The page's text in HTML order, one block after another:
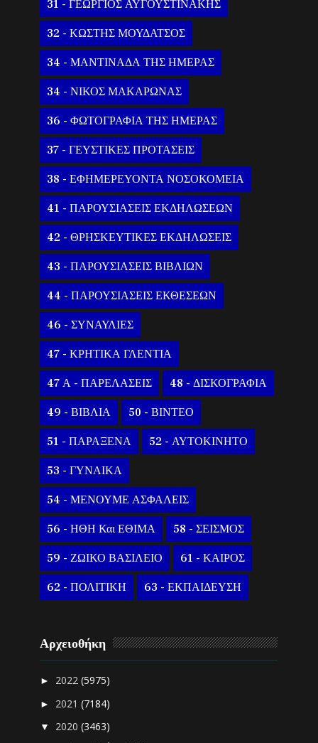
31 - ΓΕΩΡΓΙΟΣ ΑΥΓΟΥΣΤΙΝΑΚΗΣ
32 - ΚΩΣΤΗΣ ΜΟΥΔΑΤΣΟΣ
34 - ΜΑΝΤΙΝΑΔΑ ΤΗΣ ΗΜΕΡΑΣ
34 - ΝΙΚΟΣ ΜΑΚΑΡΩΝΑΣ
36 - ΦΩΤΟΓΡΑΦΙΑ ΤΗΣ ΗΜΕΡΑΣ
37 - ΓΕΥΣΤΙΚΕΣ ΠΡΟΤΑΣΕΙΣ
38 - ΕΦΗΜΕΡΕΥΟΝΤΑ ΝΟΣΟΚΟΜΕΙΑ
41 - ΠΑΡΟΥΣΙΑΣΕΙΣ ΕΚΔΗΛΩΣΕΩΝ
42 - ΘΡΗΣΚΕΥΤΙΚΕΣ ΕΚΔΗΛΩΣΕΙΣ
43 - ΠΑΡΟΥΣΙΑΣΕΙΣ ΒΙΒΛΙΩΝ
44 - ΠΑΡΟΥΣΙΑΣΕΙΣ ΕΚΘΕΣΕΩΝ
46 - ΣΥΝΑΥΛΙΕΣ
47 - ΚΡΗΤΙΚΑ ΓΛΕΝΤΙΑ
47 Α - ΠΑΡΕΛΑΣΕΙΣ 48 - ΔΙΣΚΟΓΡΑΦΙΑ
49 - ΒΙΒΛΙΑ 50 - ΒΙΝΤΕΟ
51 - ΠΑΡΑΞΕΝΑ 52 - ΑΥΤΟΚΙΝΗΤΟ
53 - ΓΥΝΑΙΚΑ
54 - ΜΕΝΟΥΜΕ ΑΣΦΑΛΕΙΣ
56 - ΗΘΗ Και ΕΘΙΜΑ 58 - ΣΕΙΣΜΟΣ
59 - ΖΩΙΚΟ ΒΑΣΙΛΕΙΟ 61 - ΚΑΙΡΟΣ
62 - ΠΟΛΙΤΙΚΗ 63 - ΕΚΠΑΙΔΕΥΣΗ
Αρχειοθήκη
► 2022(5975)
► 2021(7184)
▼ 2020(3463)